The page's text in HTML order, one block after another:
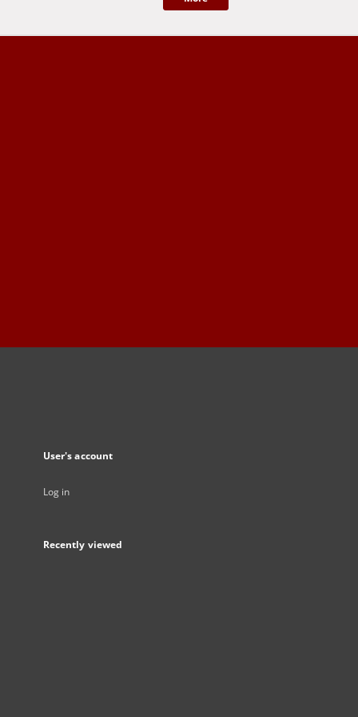
User's account
Log in
Recently viewed